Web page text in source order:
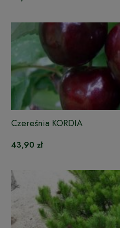
Czereśnia KORDIA
43,90 zł